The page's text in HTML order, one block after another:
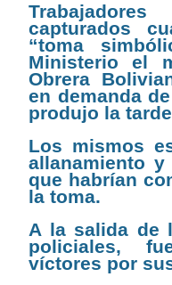
capturados
“toma
Ministerio el
Obrera
en demanda
produjo la
Los mismos
allanamiento
que habrían
la toma.
A la salida de
policiales,
víctores por